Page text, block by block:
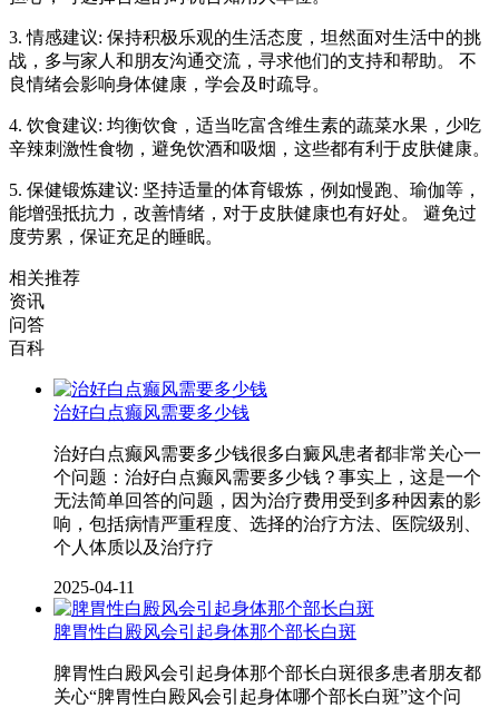
3. 情感建议: 保持积极乐观的生活态度，坦然面对生活中的挑
战，多与家人和朋友沟通交流，寻求他们的支持和帮助。 不
良情绪会影响身体健康，学会及时疏导。
4. 饮食建议: 均衡饮食，适当吃富含维生素的蔬菜水果，少吃
辛辣刺激性食物，避免饮酒和吸烟，这些都有利于皮肤健康。
5. 保健锻炼建议: 坚持适量的体育锻炼，例如慢跑、瑜伽等，
能增强抵抗力，改善情绪，对于皮肤健康也有好处。 避免过
度劳累，保证充足的睡眠。
相关推荐
资讯
问答
百科
治好白点癫风需要多少钱
治好白点癫风需要多少钱很多白癜风患者都非常关心一
个问题：治好白点癫风需要多少钱？事实上，这是一个
无法简单回答的问题，因为治疗费用受到多种因素的影
响，包括病情严重程度、选择的治疗方法、医院级别、
个人体质以及治疗疗
2025-04-11
脾胃性白殿风会引起身体那个部长白斑
脾胃性白殿风会引起身体那个部长白斑很多患者朋友都
关心“脾胃性白殿风会引起身体哪个部长白斑”这个问